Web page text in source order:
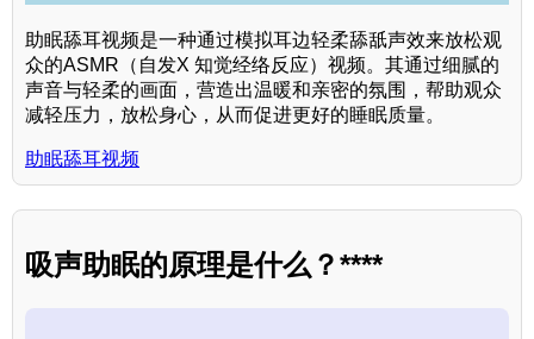
助眠舔耳视频是一种通过模拟耳边轻柔舔舐声效来放松观
众的ASMR（自发X 知觉经络反应）视频。其通过细腻的
声音与轻柔的画面，营造出温暖和亲密的氛围，帮助观众
减轻压力，放松身心，从而促进更好的睡眠质量。
助眠舔耳视频
吸声助眠的原理是什么？****